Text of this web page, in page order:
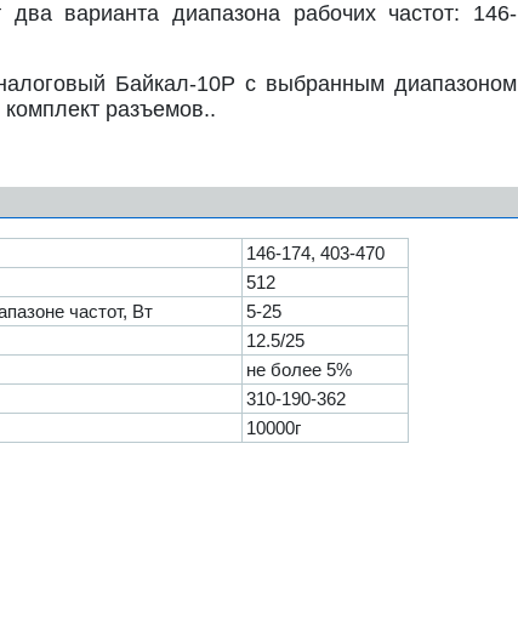
варианта диапазона рабочих частот: 146-
Байкал-10Р с выбранным диапазоном
комплект разъемов..
146-174, 403-470
512
частот, Вт
5-25
12.5/25
не более 5%
310-190-362
10000г